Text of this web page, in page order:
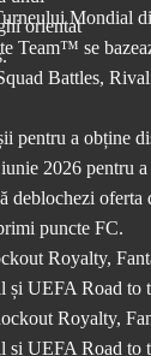
Mondial
Team™ se
Battles,
pentru a obține
2026 pentru
deblochezi oferta
puncte FC.
Royalty,
și UEFA Road to
Royalty,
și UEFA Road to